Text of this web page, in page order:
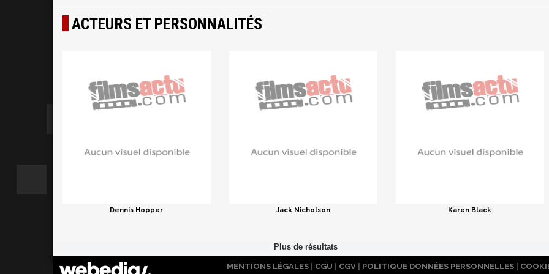
ACTEURS ET PERSONNALITÉS
Dennis Hopper Jack Nicholson Karen Black
MENTIONS LÉGALES | CGU | CGV | POLITIQUE DONNÉES PERSONNELLES |